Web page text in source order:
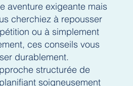
aventure exigeante mais
cherchiez à repousser
ou à simplement
ces conseils vous
durablement.
structurée de
soigneusement